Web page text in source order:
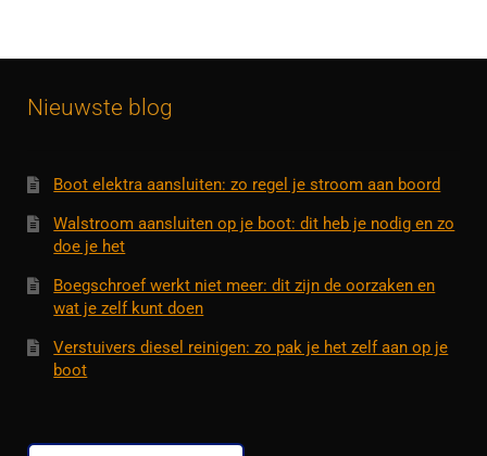
Nieuwste blog
Boot elektra aansluiten: zo regel je stroom aan boord
Walstroom aansluiten op je boot: dit heb je nodig en zo
doe je het
Boegschroef werkt niet meer: dit zijn de oorzaken en
wat je zelf kunt doen
Verstuivers diesel reinigen: zo pak je het zelf aan op je
boot